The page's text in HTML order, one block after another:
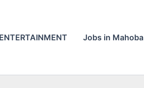
ENTERTAINMENT Jobs in Mahoba